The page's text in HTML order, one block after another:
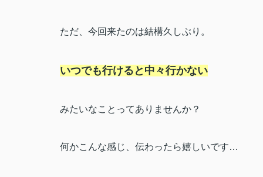
ただ、今回来たのは結構久しぶり。
いつでも行けると中々行かない
みたいなことってありませんか？
何かこんな感じ、伝わったら嬉しいです…